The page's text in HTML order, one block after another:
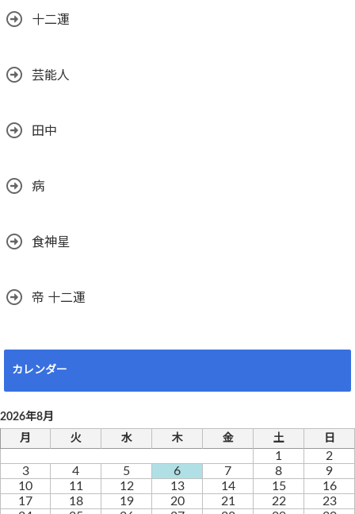
十二運
芸能人
田中
病
食神星
帝 十二運
カレンダー
2026年8月
月
火 水 木 金 土 日
1
2
3
4 5 6 7 8
9
10
11 12 13 14 15
16
17
18 19 20 21 22
23